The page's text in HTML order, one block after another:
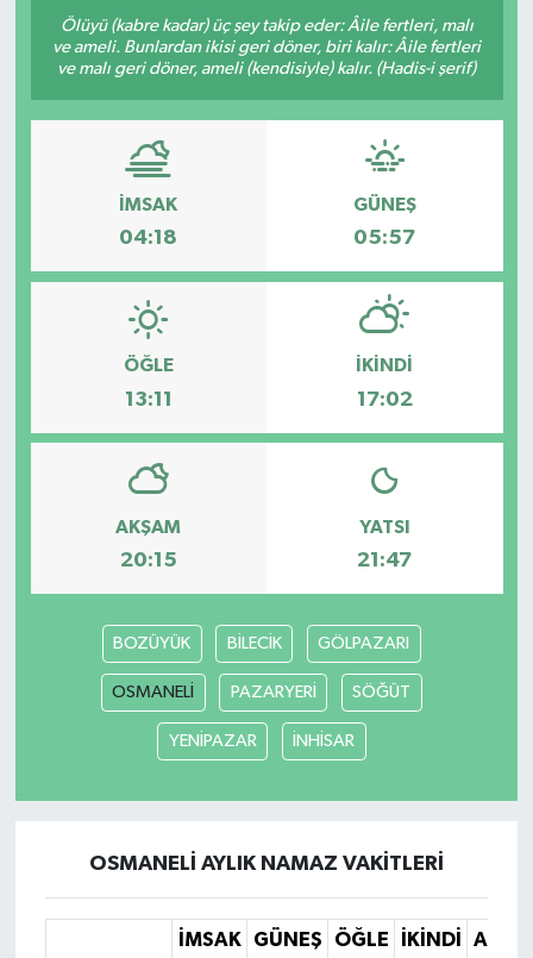
Ölüyü (kabre kadar) üç şey takip eder: Âile fertleri, malı
ve ameli. Bunlardan ikisi geri döner, biri kalır: Âile fertleri
ve malı geri döner, ameli (kendisiyle) kalır. (Hadis-i şerif)
İMSAK
04:18
GÜNEŞ
05:57
ÖĞLE
13:11
İKINDI
17:02
AKŞAM
20:15
YATSI
21:47
BOZÜYÜK BİLECİK GÖLPAZARI
OSMANELİ PAZARYERİ SÖĞÜT
YENİPAZAR İNHİSAR
OSMANELİ AYLIK NAMAZ VAKITLERI
İMSAK GÜNEŞ ÖĞLE İKINDI